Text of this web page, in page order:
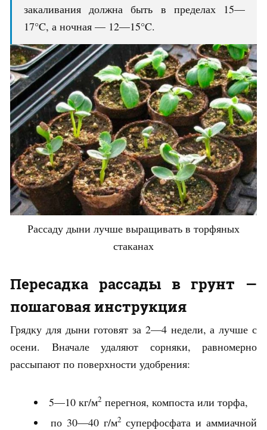
закаливания должна быть в пределах 15—
17°C, а ночная — 12—15°C.
Рассаду дыни лучше выращивать в торфяных
стаканах
Пересадка рассады в грунт —
пошаговая инструкция
Грядку для дыни готовят за 2—4 недели, а лучше с
осени. Вначале удаляют сорняки, равномерно
рассыпают по поверхности удобрения:
5—10 кг/м2 перегноя, компоста или торфа,
по 30—40 г/м2 суперфосфата и аммиачной